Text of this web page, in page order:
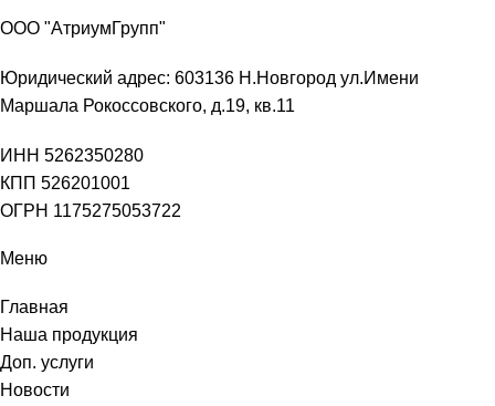
ООО "АтриумГрупп"
Юридический адрес: 603136 Н.Новгород ул.Имени
Маршала Рокоссовского, д.19, кв.11
ИНН 5262350280
КПП 526201001
ОГРН 1175275053722
Меню
Главная
Наша продукция
Доп. услуги
Новости